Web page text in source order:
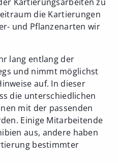
die Kartierungen
und Pflanzenarten wir
lang entlang der
und nimmt möglichst
auf. In dieser
die unterschiedlichen
mit der passenden
Einige Mitarbeitende
aus, andere haben
bestimmter